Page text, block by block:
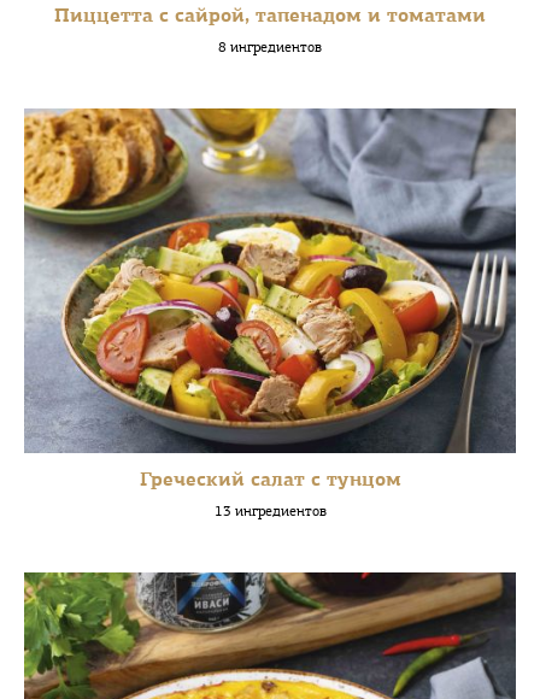
Пиццетта с сайрой, тапенадом и томатами
8 ингредиентов
Греческий салат с тунцом
13 ингредиентов